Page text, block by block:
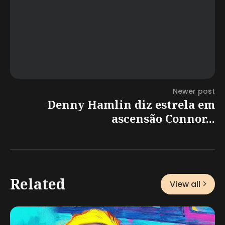
Newer post
Denny Hamlin diz estrela em
ascensão Connor...
Related View all